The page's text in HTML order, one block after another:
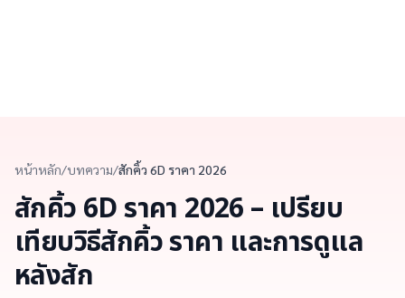
หน้าหลัก/บทความ/สักคิ้ว 6D ราคา 2026
สักคิ้ว 6D ราคา 2026 – เปรียบ
เทียบวิธีสักคิ้ว ราคา และการดูแล
หลังสัก